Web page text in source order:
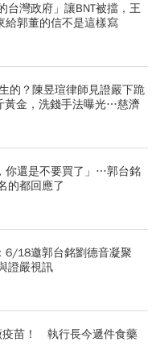
台灣政府」讓BNT被擋，王
給郭董的信不是這樣寫
的？陳昱瑄律師見證嚴下跪
黃金，洗錢手法曝光…慈濟
你還是不要買了」…郭台銘
的都回應了
6/18邀郭台銘劉德音凝聚
證嚴視訊
疫苗！ 執行長今遞件食藥